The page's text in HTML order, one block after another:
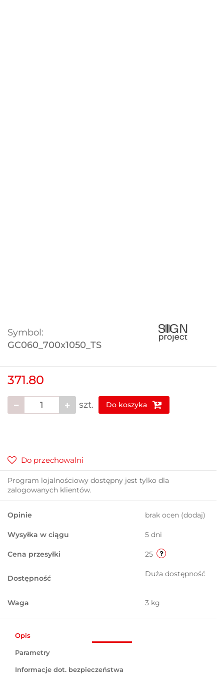
Symbol:
GC060_700x1050_TS
371.80
szt. Do koszyka
Do przechowalni
Program lojalnościowy dostępny jest tylko dla
zalogowanych klientów.
Opinie brak ocen (dodaj)
Wysyłka w ciągu 5 dni
Cena przesyłki 25
Dostępność Duża dostępność
Waga 3 kg
Opis
Parametry
Informacje dot. bezpieczeństwa